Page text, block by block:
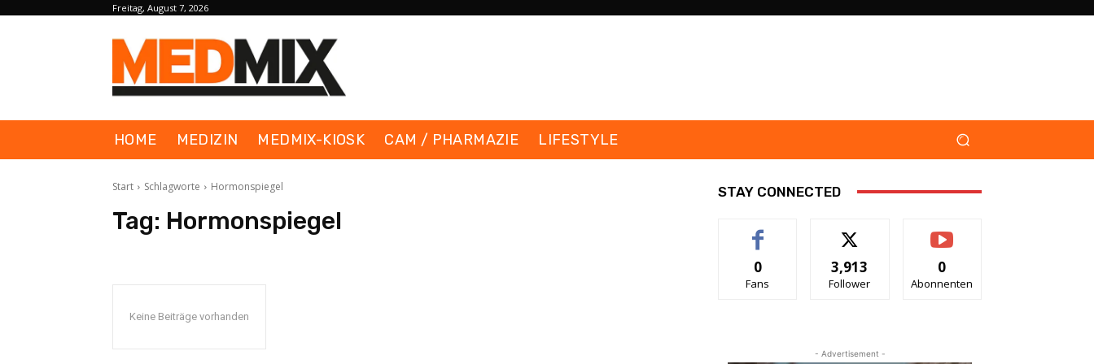
Freitag, August 7, 2026
HOME MEDIZIN MEDMIX-KIOSK CAM / PHARMAZIE LIFESTYLE
Start Schlagworte Hormonspiegel
Tag: Hormonspiegel
Keine Beiträge vorhanden
STAY CONNECTED
0
Fans
3,913
Follower
0
Abonnenten
- Advertisement -